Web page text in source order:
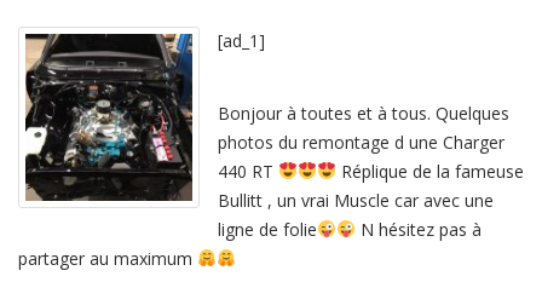
[ad_1]
Bonjour à toutes et à tous. Quelques
photos du remontage d une Charger
440 RT
Réplique de la fameuse
Bullitt , un vrai Muscle car avec une
ligne de folie
N hésitez pas à
partager au maximum